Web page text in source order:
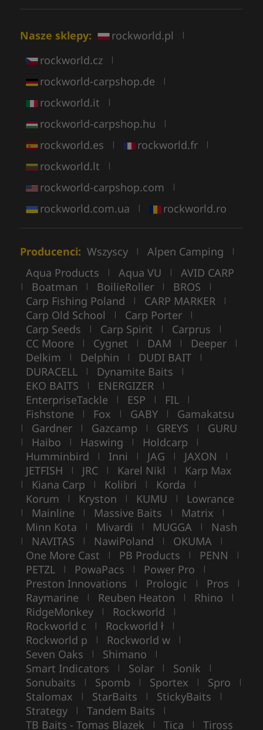
Nasze sklepy: rockworld.pl |
rockworld.cz |
rockworld-carpshop.de |
rockworld.it |
rockworld-carpshop.hu |
rockworld.es | rockworld.fr |
rockworld.lt |
rockworld-carpshop.com |
rockworld.com.ua | rockworld.ro
Producenci: Wszyscy | Alpen Camping |
Aqua Products | Aqua VU | AVID CARP
| Boatman | BoilieRoller | BROS |
Carp Fishing Poland | CARP MARKER |
Carp Old School | Carp Porter |
Carp Seeds | Carp Spirit | Carprus |
CC Moore | Cygnet | DAM | Deeper |
Delkim | Delphin | DUDI BAIT |
DURACELL | Dynamite Baits |
EKO BAITS | ENERGIZER |
EnterpriseTackle | ESP | FIL |
Fishstone | Fox | GABY | Gamakatsu
| Gardner | Gazcamp | GREYS | GURU
| Haibo | Haswing | Holdcarp |
Humminbird | Inni | JAG | JAXON |
JETFISH | JRC | Karel Nikl | Karp Max
| Kiana Carp | Kolibri | Korda |
Korum | Kryston | KUMU | Lowrance
| Mainline | Massive Baits | Matrix |
Minn Kota | Mivardi | MUGGA | Nash
| NAVITAS | NawiPoland | OKUMA |
One More Cast | PB Products | PENN |
PETZL | PowaPacs | Power Pro |
Preston Innovations | Prologic | Pros |
Raymarine | Reuben Heaton | Rhino |
RidgeMonkey | Rockworld |
Rockworld c | Rockworld ł |
Rockworld p | Rockworld w |
Seven Oaks | Shimano |
Smart Indicators | Solar | Sonik |
Sonubaits | Spomb | Sportex | Spro |
Stalomax | StarBaits | StickyBaits |
Strategy | Tandem Baits |
TB Baits - Tomas Blazek | Tica | Tiross